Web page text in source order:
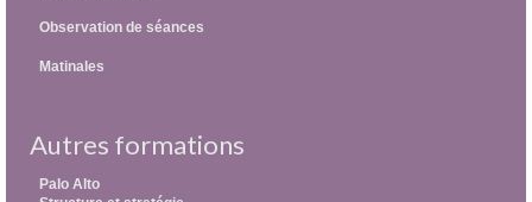
Observation de séances
Matinales
Autres formations
Palo Alto